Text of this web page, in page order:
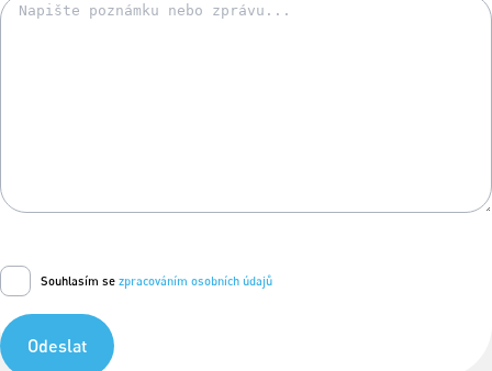
Souhlasím se zpracováním osobních údajů
Odeslat